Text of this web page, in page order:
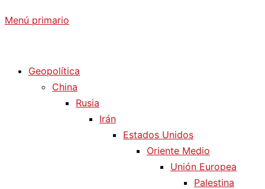
Menú primario
Geopolítica
China
Rusia
Irán
Estados Unidos
Oriente Medio
Unión Europea
Palestina